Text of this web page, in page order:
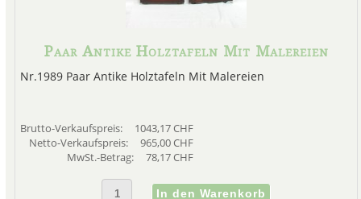
der literarischen
zu Veranstaltungsorten für
Aktivitäten machte. An diese
erinnert, die, anstatt eine
Atelier oder der Garten eines
gesehen werden konnte,
Paar Antike Holztafeln Mit Malereien
Nr.1989 Paar Antike Holztafeln Mit Malereien
Brutto-Verkaufspreis:
1043,17 CHF
Netto-Verkaufspreis:
965,00 CHF
MwSt.-Betrag:
78,17 CHF